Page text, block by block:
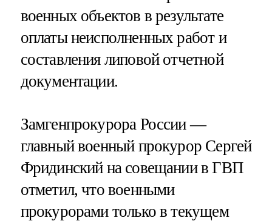
военных объектов в результате
оплаты неисполненных работ и
составления липовой отчетной
документации.
Замгенпрокурора России —
главный военный прокурор Сергей
Фридинский на совещании в ГВП
отметил, что военными
прокурорами только в текущем